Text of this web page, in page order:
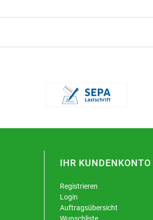
IHR KUNDENKONTO
Registrieren
Login
Auftragsübersicht
Wunschliste